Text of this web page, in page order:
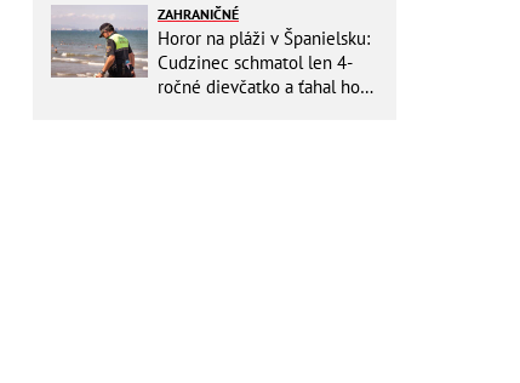
ZAHRANIČNÉ
Horor na pláži v Španielsku:
Cudzinec schmatol len 4-
ročné dievčatko a ťahal ho